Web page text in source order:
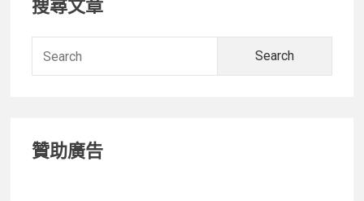
Sidebar
搜尋文章
贊助廣告